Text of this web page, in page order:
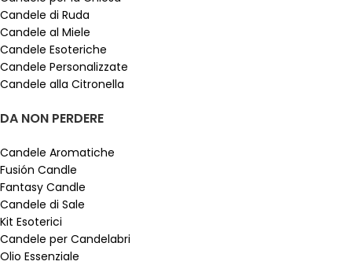
Candele di Ruda
Candele al Miele
Candele Esoteriche
Candele Personalizzate
Candele alla Citronella
DA NON PERDERE
Candele Aromatiche
Fusión Candle
Fantasy Candle
Candele di Sale
Kit Esoterici
Candele per Candelabri
Olio Essenziale